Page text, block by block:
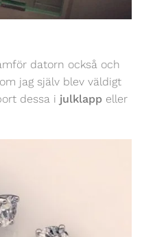
datorn också och
jag själv blev väldigt
dessa i julklapp eller